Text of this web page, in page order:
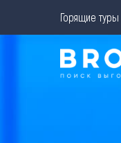
Горящие туры